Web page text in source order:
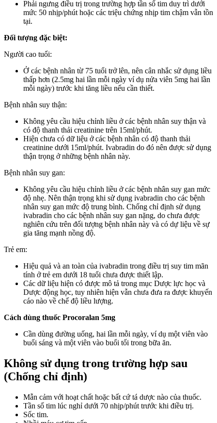
Phải ngưng điều trị trong trường hợp tần số tim duy trì dưới
mức 50 nhịp/phút hoặc các triệu chứng nhịp tim chậm vẫn tồn
tại.
Đối tượng đặc biệt:
Người cao tuổi:
Ở các bệnh nhân từ 75 tuổi trở lên, nên cân nhắc sử dụng liều
thấp hơn (2.5mg hai lần mỗi ngày ví dụ nửa viên 5mg hai lần
mỗi ngày) trước khi tăng liều nếu cần thiết.
Bệnh nhân suy thận:
Không yêu cầu hiệu chỉnh liều ở các bệnh nhân suy thận và
có độ thanh thải creatinine trên 15ml/phút.
Hiện chưa có dữ liệu ở các bệnh nhân có độ thanh thải
creatinine dưới 15ml/phút. Ivabradin do đó nên được sử dụng
thận trọng ở những bệnh nhân này.
Bệnh nhân suy gan:
Không yêu cầu hiệu chỉnh liều ở các bệnh nhân suy gan mức
độ nhẹ. Nên thận trọng khi sử dụng ivabradin cho các bệnh
nhân suy gan mức độ trung bình. Chống chỉ định sử dụng
ivabradin cho các bệnh nhân suy gan nặng, do chưa được
nghiên cứu trên đối tượng bệnh nhân này và có dự liệu về sự
gia tăng mạnh nồng độ.
Trẻ em:
Hiệu quả và an toàn của ivabradin trong điều trị suy tim mãn
tính ở trẻ em dưới 18 tuổi chưa được thiết lập.
Các dữ liệu hiện có được mô tả trong mục Dược lực học và
Dược động học, tuy nhiên hiện vẫn chưa đưa ra được khuyến
cáo nào về chế độ liều lượng.
Cách dùng thuốc Procoralan 5mg
Cần dùng đường uống, hai lần mỗi ngày, ví dụ một viên vào
buổi sáng và một viên vào buổi tối trong bữa ăn.
Không sử dụng trong trường hợp sau
(Chống chỉ định)
Mẫn cảm với hoạt chất hoặc bất cứ tá dược nào của thuốc.
Tần số tim lúc nghỉ dưới 70 nhịp/phút trước khi điều trị.
Sốc tim.